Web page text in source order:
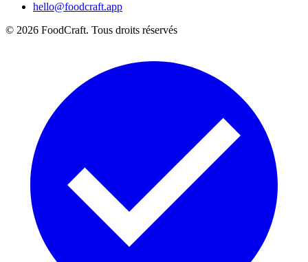
hello@foodcraft.app
© 2026 FoodCraft. Tous droits réservés